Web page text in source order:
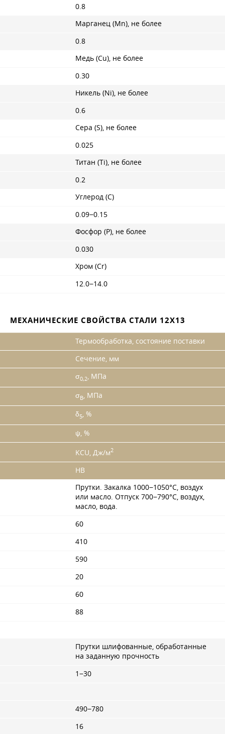
0.8
Марганец (Mn), не более
0.8
Медь (Cu), не более
0.30
Никель (Ni), не более
0.6
Сера (S), не более
0.025
Титан (Ti), не более
0.2
Углерод (C)
0.09−0.15
Фосфор (P), не более
0.030
Хром (Cr)
12.0−14.0
МЕХАНИЧЕСКИЕ СВОЙСТВА СТАЛИ 12Х13
Термообработка, состояние поставки
Сечение, мм
σ0,2, МПа
σB, МПа
δ5, %
ψ, %
KCU, Дж/м2
HB
Прутки. Закалка 1000−1050°С, воздух
или масло. Отпуск 700−790°С, воздух,
масло, вода.
60
410
590
20
60
88
Прутки шлифованные, обработанные
на заданную прочность
1−30
490−780
16